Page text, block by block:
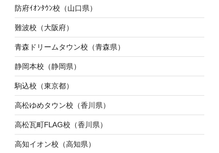
防府ｲｵﾝﾀｳﾝ校（山口県）
難波校（大阪府）
青森ドリームタウン校（青森県）
静岡本校（静岡県）
駒込校（東京都）
高松ゆめタウン校（香川県）
高松瓦町FLAG校（香川県）
高知イオン校（高知県）